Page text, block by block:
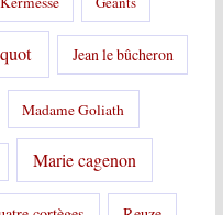
Jean le bûcheron
Madame Goliath
Marie cagenon